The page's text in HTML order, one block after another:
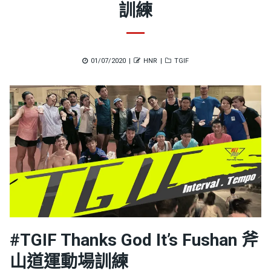
訓練
Posted
01/07/2020 Author
HNR Categories
TGIF
#TGIF Thanks God It’s Fushan 斧
山道運動場訓練